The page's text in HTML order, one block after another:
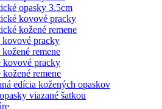
opasky 3.5cm
kovové pracky
kožené remene
kovové pracky
remene
kovové pracky
remene
edícia kožených opaskov
viazané šatkou